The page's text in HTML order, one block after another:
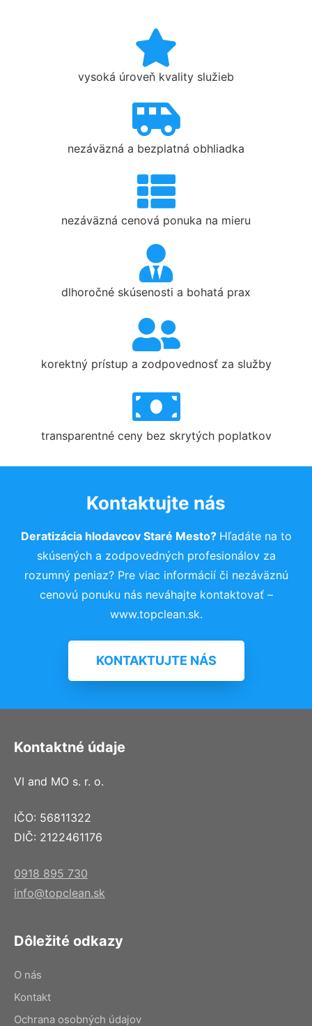
vysoká úroveň kvality služieb
nezáväzná a bezplatná obhliadka
nezáväzná cenová ponuka na mieru
dlhoročné skúsenosti a bohatá prax
korektný prístup a zodpovednosť za služby
transparentné ceny bez skrytých poplatkov
Kontaktujte nás
Deratizácia hlodavcov Staré Mesto? Hľadáte na to
skúsených a zodpovedných profesionálov za
rozumný peniaz? Pre viac informácií či nezáväznú
cenovú ponuku nás neváhajte kontaktovať –
www.topclean.sk.
KONTAKTUJTE NÁS
Kontaktné údaje
VI and MO s. r. o.
IČO: 56811322
DIČ: 2122461176
0918 895 730
info@topclean.sk
Dôležité odkazy
O nás
Kontakt
Ochrana osobných údajov